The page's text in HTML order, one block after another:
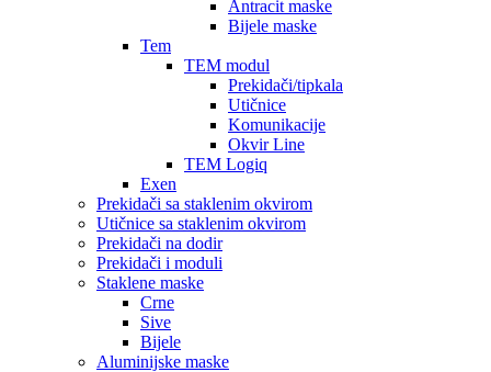
Antracit maske
Bijele maske
Tem
TEM modul
Prekidači/tipkala
Utičnice
Komunikacije
Okvir Line
TEM Logiq
Exen
Prekidači sa staklenim okvirom
Utičnice sa staklenim okvirom
Prekidači na dodir
Prekidači i moduli
Staklene maske
Crne
Sive
Bijele
Aluminijske maske